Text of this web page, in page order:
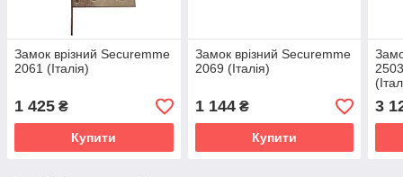
Замок врізний Securemme
2061 (Італія)
1 425 ₴
Купити
Замок врізний Securemme
2069 (Італія)
1 144₴
Купити
3